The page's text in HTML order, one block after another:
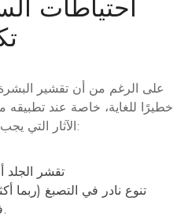
احتياطات
على الرغم من أن تقشير
خطيرًا للغاية، خاصة عند
الآثار التي يجب على المرء أن يكون على دراية بها:
تقشر
تنوع نادر في التصبغ (ربما
فرط الحساسية للشمس بعد العلاج.